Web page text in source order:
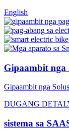
English
Gipaambit nga
Gipaambit nga
DUGANG
sistema sa